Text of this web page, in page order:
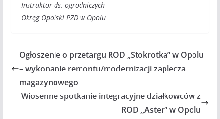
Instruktor ds. ogrodniczych
Okręg Opolski PZD w Opolu
Ogłoszenie o przetargu ROD „Stokrotka” w Opolu
– wykonanie remontu/modernizacji zaplecza
magazynowego
Wiosenne spotkanie integracyjne działkowców z
ROD ,,Aster” w Opolu